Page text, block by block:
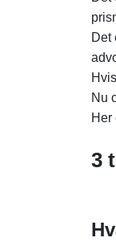
Det
Nu
Her
3